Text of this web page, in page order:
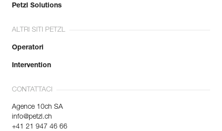
Petzl Solutions
ALTRI SITI PETZL
Operatori
Intervention
CONTATTACI
Agence 10ch SA
info@petzl.ch
+41 21 947 46 66